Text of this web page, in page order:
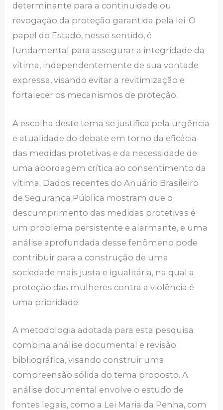
determinante para a continuidade ou
revogação da proteção garantida pela lei. O
papel do Estado, nesse sentido, é
fundamental para assegurar a integridade da
vítima, independentemente de sua vontade
expressa, visando evitar a revitimização e
fortalecer os mecanismos de proteção.
A escolha deste tema se justifica pela urgência
e atualidade do debate em torno da eficácia
das medidas protetivas e da necessidade de
uma abordagem crítica ao consentimento da
vítima. Dados recentes do Anuário Brasileiro
de Segurança Pública mostram que o
descumprimento das medidas protetivas é
um problema persistente e alarmante, e uma
análise aprofundada desse fenômeno pode
contribuir para a construção de uma
sociedade mais justa e igualitária, na qual a
proteção das mulheres contra a violência é
uma prioridade.
A metodologia adotada para esta pesquisa
combina análise documental e revisão
bibliográfica, visando construir uma
compreensão sólida do tema proposto. A
análise documental envolve o estudo de
fontes legais, como a Lei Maria da Penha, com